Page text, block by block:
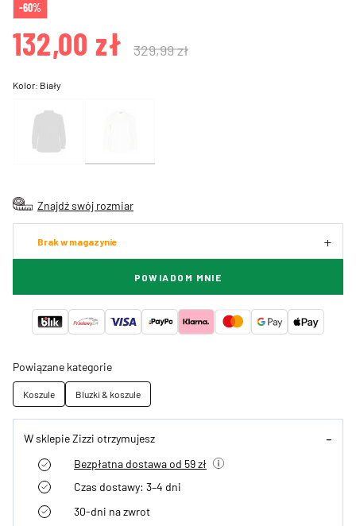
-60%
132,00 zł 329,99 zł
Kolor: Biały
Znajdź swój rozmiar
Brak w magazynie
POWIADOM MNIE
Powiązane kategorie
Koszule Bluzki & koszule
W sklepie Zizzi otrzymujesz
Bezpłatna dostawa od 59 zł
Czas dostawy: 3–4 dni
30-dni na zwrot